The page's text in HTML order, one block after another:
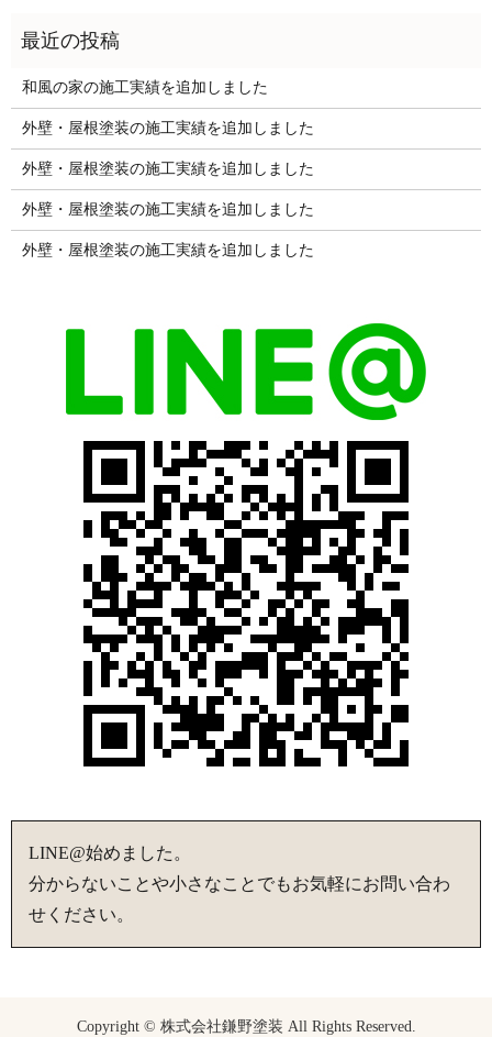
和風の家の施工実績を追加しました
外壁・屋根塗装の施工実績を追加しました
外壁・屋根塗装の施工実績を追加しました
外壁・屋根塗装の施工実績を追加しました
外壁・屋根塗装の施工実績を追加しました
LINE@始めました。
分からないことや小さなことでもお気軽にお問い合わ
せください。
Copyright © 株式会社鎌野塗装 All Rights Reserved.